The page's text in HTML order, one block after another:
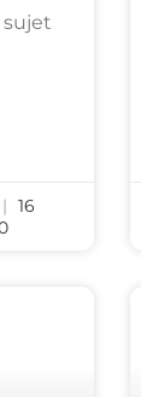
sujet
16